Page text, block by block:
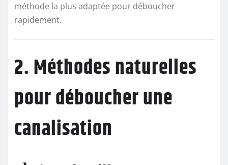
méthode la plus adaptée pour déboucher
rapidement.
2. Méthodes naturelles
pour déboucher une
canalisation